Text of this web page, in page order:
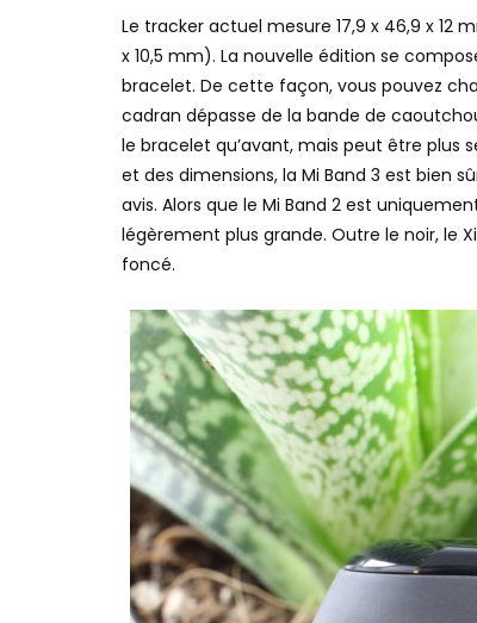
Le tracker actuel mesure 17,9 x 46,9 x 12
x 10,5 mm). La nouvelle édition se
bracelet. De cette façon, vous pouvez
cadran dépasse de la bande de
le bracelet qu’avant, mais peut être plus
et des dimensions, la Mi Band 3 est bien
avis. Alors que le Mi Band 2 est
légèrement plus grande. Outre le noir, le
foncé.